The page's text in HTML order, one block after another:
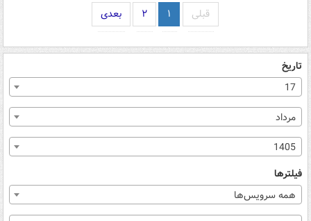
قبلی ۱ ۲ بعدی
تاریخ
17
مرداد
1405
فیلترها
همه سرویس‌ها